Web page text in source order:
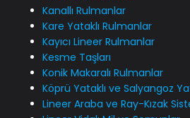
Kanallı Rulmanlar
Kare Yataklı Rulmanlar
Kayıcı Lineer Rulmanlar
Kesme Taşları
Konik Makaralı Rulmanlar
Köprü Yataklı ve Salyangoz
Lineer Araba ve Ray-Kızak